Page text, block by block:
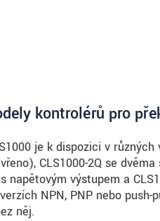
kontrolérů pro
je k dispozici v
CLS1000-2Q se
s napěťovým výstupem a
NPN, PNP nebo
něj.